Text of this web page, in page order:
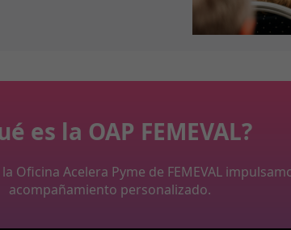
es la OAP FEMEVAL?
Acelera Pyme de FEMEVAL
acompañamiento personalizado.